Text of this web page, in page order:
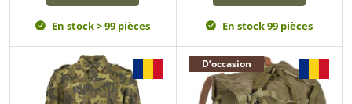
En stock > 99 pièces En stock 99 pièces
D’occasion